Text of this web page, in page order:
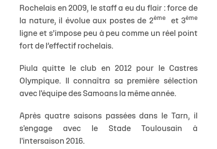
Rochelais en 2009, le staff a eu du flair : force de
la nature, il évolue aux postes de 2èmeet 3ème
ligne et s’impose peu à peu comme un réel point
fort de l’effectif rochelais.
Piula quitte le club en 2012 pour le Castres
Olympique. Il connaîtra sa première sélection
avec l'équipe des Samoans la même année.
Après quatre saisons passées dans le Tarn, il
s'engage avec le Stade Toulousain à
l'intersaison 2016.